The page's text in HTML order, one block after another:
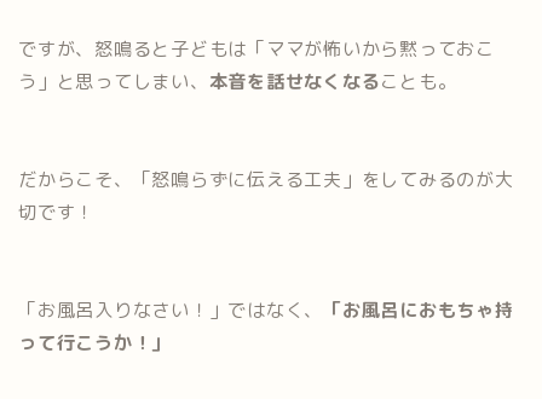
ですが、怒鳴ると子どもは「ママが怖いから黙っておこ
う」と思ってしまい、 本音を話せなくなることも。
だからこそ、「怒鳴らずに伝える工夫」をしてみるのが大
切です！
「お風呂入りなさい！」ではなく、
「お風呂におもちゃ持
って行こうか！」